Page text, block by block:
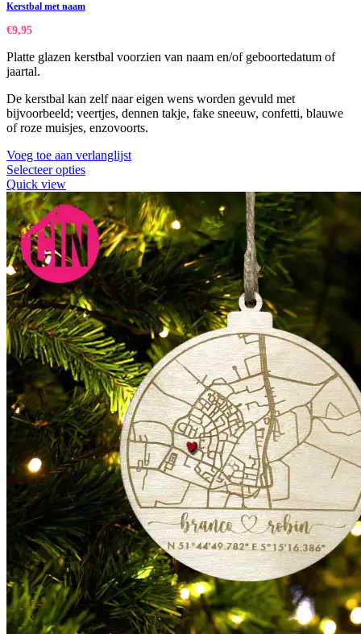
Kerstbal met naam
€9,95
Platte glazen kerstbal voorzien van naam en/of geboortedatum of
jaartal.
De kerstbal kan zelf naar eigen wens worden gevuld met
bijvoorbeeld; veertjes, dennen takje, fake sneeuw, confetti, blauwe
of roze muisjes, enzovoorts.
Voeg toe aan verlanglijst
Selecteer opties
Quick view